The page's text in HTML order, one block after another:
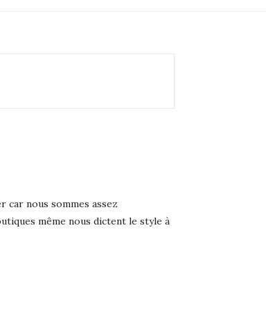
nous sommes assez
même nous dictent le style à